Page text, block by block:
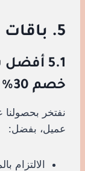
5. باقات التميز
5.1
خصم 30%
عميل، بفضل:
الالتزام